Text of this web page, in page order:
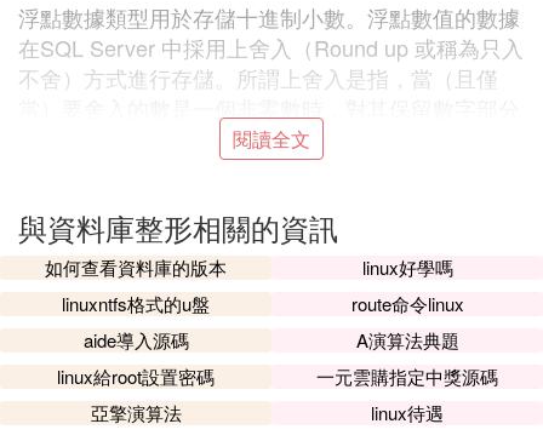
浮點數據類型用於存儲十進制小數。浮點數值的數據
在SQL Server 中採用上舍入（Round up 或稱為只入
不舍）方式進行存儲。所謂上舍入是指，當（且僅
的最低有效位上的數值加1 ，並進行必要的進位。若
一個數是上舍入數，其絕對值不會減少。如：對3.14
15 和3.141592653590。
1、REAL 數據類型
REAL數據類型可精確到第7 位小數，其范圍為從-3.4
0E -38 到3.40E +38。 每個REAL類型的數據佔用4
個位元組的存儲空間。
閱讀全文
與資料庫整形相關的資訊
如何查看資料庫的版本
linux好學嗎
linuxntfs格式的u盤
route命令linux
aide導入源碼
A演算法典題
linux給root設置密碼
一元雲購指定中獎源碼
亞擎演算法
linux待遇